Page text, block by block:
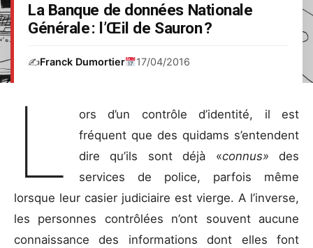
La Banque de données Nationale
Générale : l’Œil de Sauron ?
✍️Franck Dumortier 17/04/2016
L
ors d’un contrôle d’identité, il est
fréquent que des quidams s’entendent
dire qu’ils sont déjà «connus»des
services de police, parfois même
lorsque leur casier judiciaire est vierge. A l’inverse,
les personnes contrôlées n’ont souvent aucune
connaissance des informations dont elles font